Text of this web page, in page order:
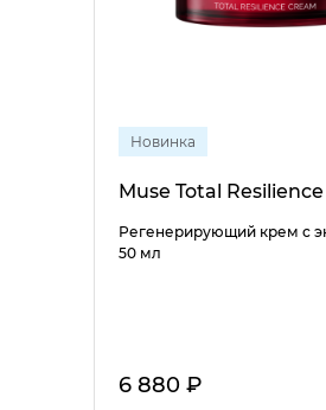
Новинка
Muse Total
Регенерирующий крем с
50 мл
6 880 ₽